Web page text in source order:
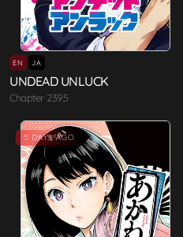
EN JA
UNDEAD UNLUCK
Chapter 239.5
5 DAYS AGO